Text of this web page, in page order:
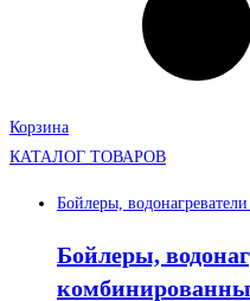
Корзина
КАТАЛОГ ТОВАРОВ
Бойлеры,
Бойлеры,